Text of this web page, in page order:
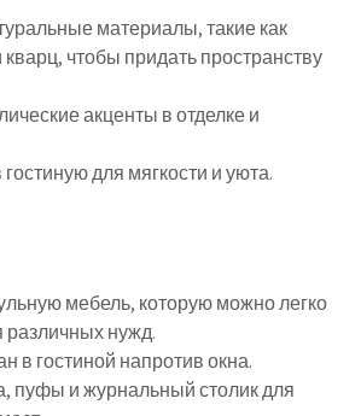
материалы, такие как
чтобы придать пространству
акценты в отделке и
для мягкости и уюта.
мебель, которую можно легко
различных нужд.
в гостиной напротив окна.
пуфы и журнальный столик для